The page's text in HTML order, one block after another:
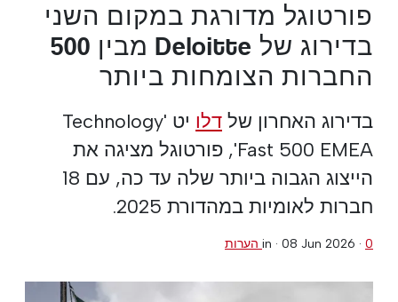
פורטוגל מדורגת במקום השני
בדירוג של Deloitte מבין 500
החברות הצומחות ביותר
בדירוג האחרון של דלו
יט 'Technology
Fast 500 EMEA', פורטוגל מציגה את
הייצוג הגבוה ביותר שלה עד כה, עם 18
חברות לאומיות במהדורת 2025.
in · 08 Jun 2026 · 0 הערות